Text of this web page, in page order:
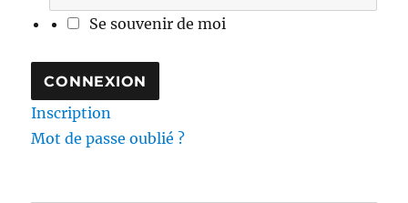
Se souvenir de moi
Inscription
Mot de passe oublié ?